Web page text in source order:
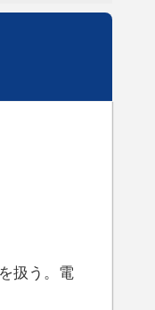
扱う。電